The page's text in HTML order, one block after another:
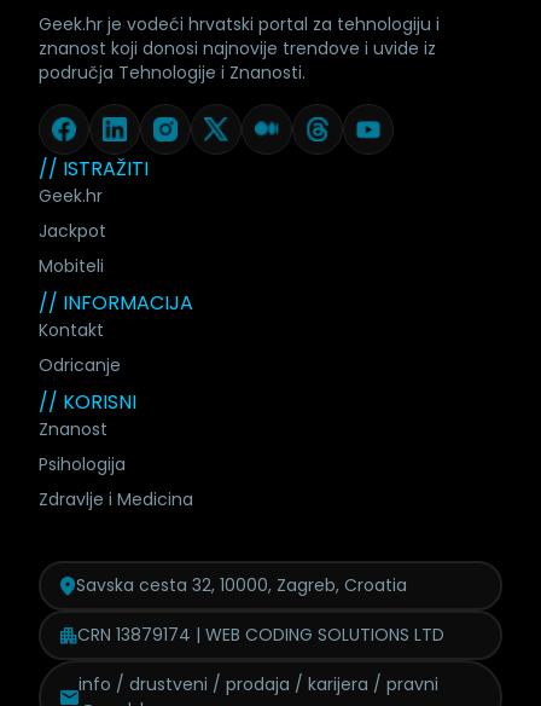
// ISTRAŽITI
Geek.hr
Jackpot
Mobiteli
// INFORMACIJA
Kontakt
Odricanje
// KORISNI
Znanost
Psihologija
Zdravlje i Medicina
Geek.hr je vodeći hrvatski portal za tehnologiju i
znanost koji donosi najnovije trendove i uvide iz
područja Tehnologije i Znanosti.
Savska cesta 32, 10000, Zagreb, Croatia
CRN 13879174 | WEB CODING SOLUTIONS LTD
info / drustveni / prodaja / karijera / pravni